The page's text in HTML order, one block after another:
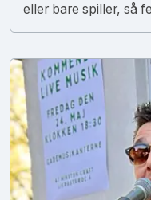
eller bare spiller, så